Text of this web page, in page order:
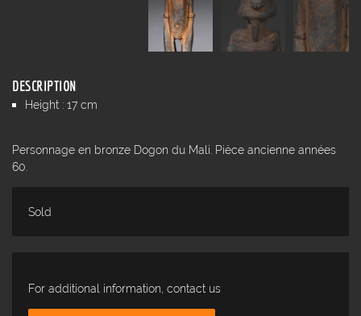
DESCRIPTION
Height : 17 cm
Personnage en bronze Dogon du Mali. Pièce ancienne années
60.
Sold
For additional information, contact us